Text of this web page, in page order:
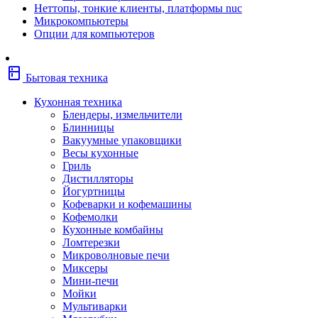
Фены
Щипцы
Электробритвы
Сушильные машины
Морозильные камеры
Плиты
Посудомоечные машины
Водонагреватели
Бойлеры
Встраиваемая техника
комбинированные
Духовые шкафы газовые
Неттопы, тонкие клиенты, платформы nuc
Микрокомпьютеры
Опции для компьютеров
kitchen Бытовая техника
Кухонная техника
Блендеры, измельчители
Блинницы
Вакуумные упаковщики
Весы кухонные
Гриль
Дистилляторы
Йогуртницы
Кофеварки и кофемашины
Кофемолки
Кухонные комбайны
Ломтерезки
Микроволновые печи
Миксеры
Мини-печи
Мойки
Мультиварки